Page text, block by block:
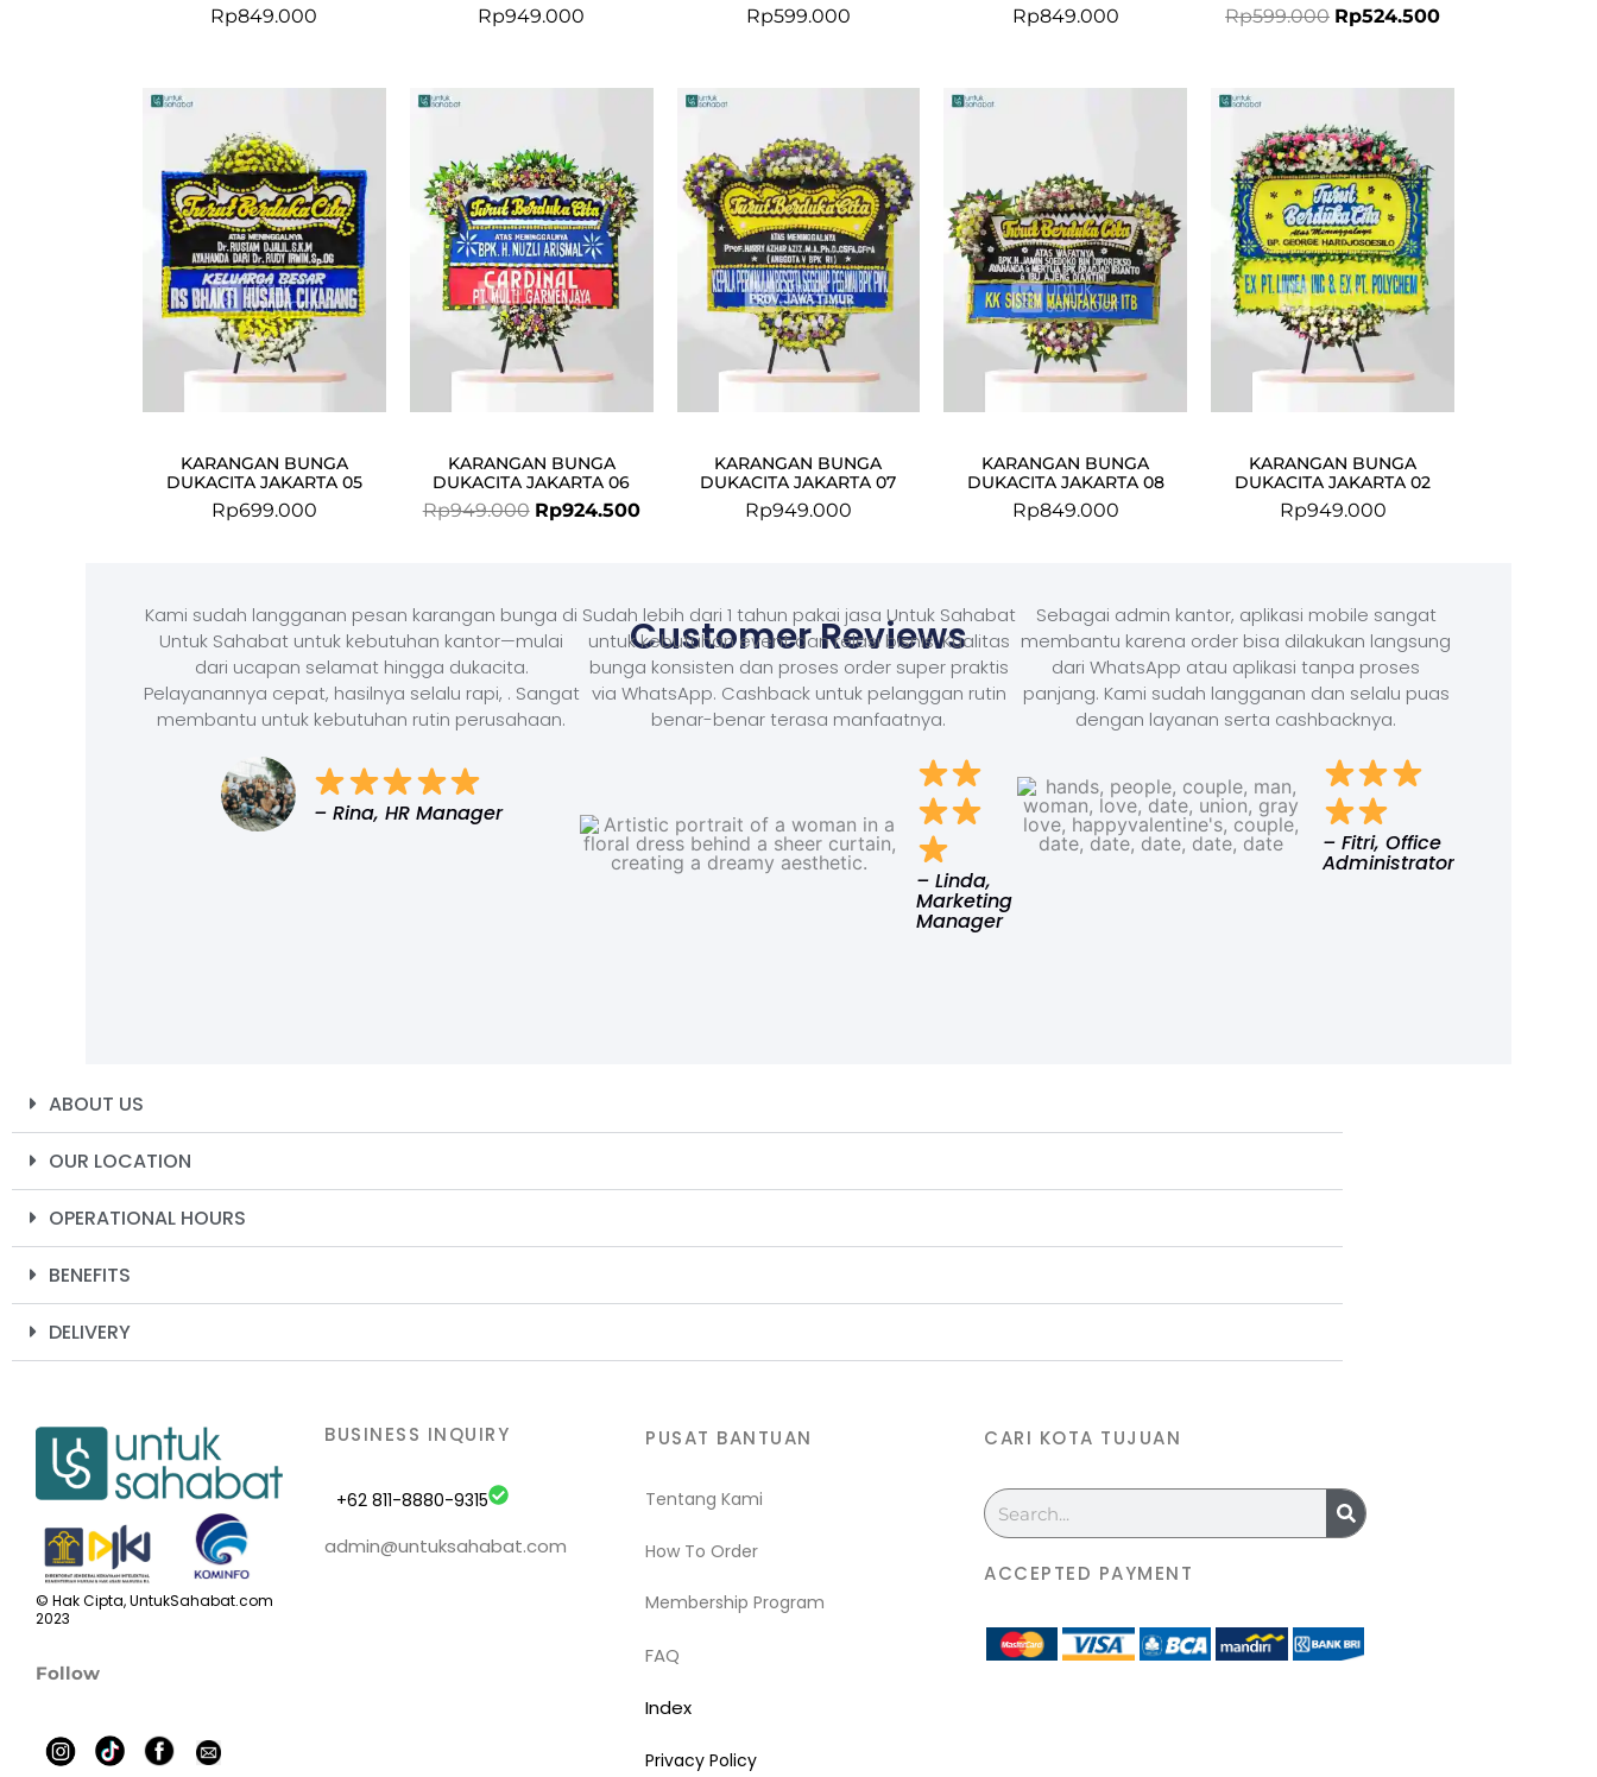
Rp849.000 Rp949.000 Rp599.000 Rp849.000 Rp599.000 Rp524.500
KARANGAN BUNGA
DUKACITA JAKARTA 05
Rp699.000
KARANGAN BUNGA
DUKACITA JAKARTA 06
Rp949.000
was:
Rp949.000.
Rp924.500
Current
Rp924.500.
KARANGAN BUNGA
DUKACITA JAKARTA 07
Rp949.000
KARANGAN BUNGA
DUKACITA JAKARTA 08
Rp849.000
KARANGAN BUNGA
DUKACITA JAKARTA 02
Rp949.000
Customer Reviews
Kami sudah langganan pesan karangan bunga di
Untuk Sahabat untuk kebutuhan kantor—mulai
dari ucapan selamat hingga dukacita.
Pelayanannya cepat, hasilnya selalu rapi, . Sangat
membantu untuk kebutuhan rutin perusahaan.
– Rina, HR Manager
Sudah lebih dari 1 tahun pakai jasa Untuk Sahabat
untuk kebutuhan event dan relasi bisnis. Kualitas
bunga konsisten dan proses order super praktis
via WhatsApp. Cashback untuk pelanggan rutin
benar-benar terasa manfaatnya.
– Linda,
Marketing
Manager
Sebagai admin kantor, aplikasi mobile sangat
membantu karena order bisa dilakukan langsung
dari WhatsApp atau aplikasi tanpa proses
panjang. Kami sudah langganan dan selalu puas
dengan layanan serta cashbacknya.
– Fitri, Office
Administrator
ABOUT US
OUR LOCATION
OPERATIONAL HOURS
BENEFITS
DELIVERY
© Hak Cipta, UntukSahabat.com
2023
Follow
BUSINESS INQUIRY
+62 811-8880-9315
admin@untuksahabat.com
PUSAT BANTUAN
Tentang Kami
How To Order
Membership Program
FAQ
Index
Privacy Policy
CARI KOTA TUJUAN
Search
ACCEPTED PAYMENT